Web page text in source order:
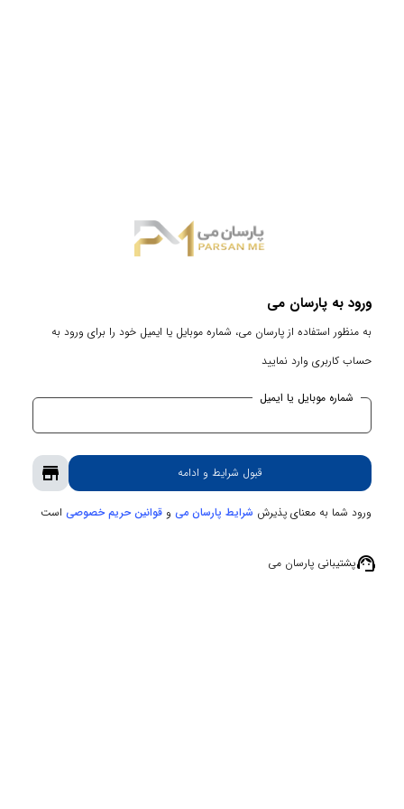
ورود به پارسان می
به منظور استفاده از پارسان می، شماره موبایل یا ایمیل خود را برای ورود به
حساب کاربری وارد نمایید
شماره موبایل یا ایمیل
قبول شرایط و ادامه store
ورود شما به معنای پذیرش شرایط پارسان می و قوانین حریم‌ خصوصی است
support_agentپشتیبانی پارسان می